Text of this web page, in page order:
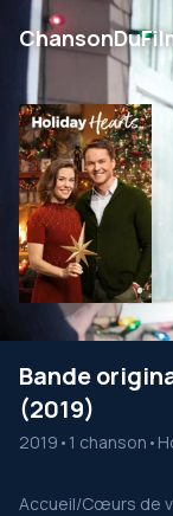
Bande
(2019)
2019 • 1 chanson •
Accueil/Cœurs de